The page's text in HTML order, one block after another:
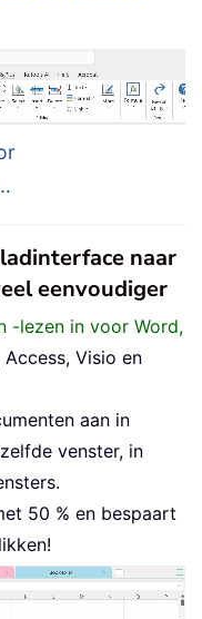
naar
eenvoudiger
-lezen in voor Word,
Access, Visio en
aan in
venster, in
50 % en bespaart